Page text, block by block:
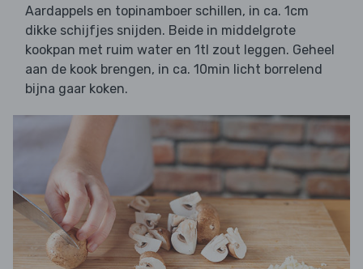
Aardappels en topinamboer schillen, in ca. 1cm
dikke schijfjes snijden. Beide in middelgrote
kookpan met ruim water en 1tl zout leggen. Geheel
aan de kook brengen, in ca. 10min licht borrelend
bijna gaar koken.